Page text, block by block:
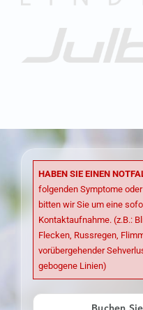
HABEN SIE EINEN
folgenden Symptome
bitten wir Sie um eine
Kontaktaufnahme. (z.B.:
Flecken, Russregen,
vorübergehender
gebogene Linien)